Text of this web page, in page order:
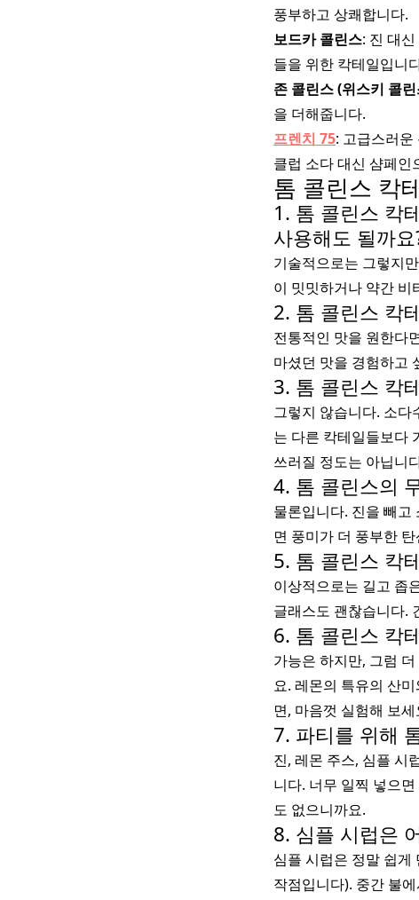
풍부하고 상쾌합니다.
보드카 콜린스: 진 대
들을 위한 칵테일입니
존 콜린스 (위스키 콜
을 더해줍니다.
프렌치 75: 고급스러
클럽 소다 대신 샴페인
톰 콜린스 칵
1. 톰 콜린스 칵
사용해도 될까요
기술적으로는 그렇지
이 밋밋하거나 약간 비
2. 톰 콜린스 칵
전통적인 맛을 원한다
마셨던 맛을 경험하고
3. 톰 콜린스 칵
그렇지 않습니다. 소다
는 다른 칵테일들보다
쓰러질 정도는 아닙니
4. 톰 콜린스의
물론입니다. 진을 빼고
면 풍미가 더 풍부한
5. 톰 콜린스 칵
이상적으로는 길고 좁
글래스도 괜찮습니다.
6. 톰 콜린스 칵
가능은 하지만, 그럼
요. 레몬의 특유의 산
면, 마음껏 실험해 보
7. 파티를 위해
진, 레몬 주스, 심플 시
니다. 너무 일찍 넣으
도 없으니까요.
8. 심플 시럽은
심플 시럽은 정말 쉽게
작점입니다). 중간 불